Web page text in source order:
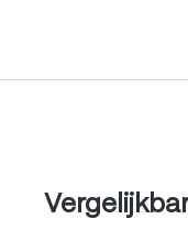
Produktgalerie